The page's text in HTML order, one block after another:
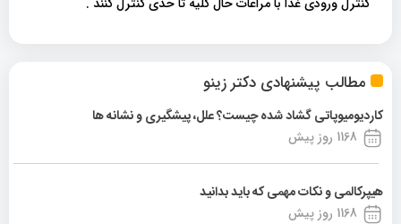
مطالب پیشنهادی دکتر زینو
کاردیومیوپاتی گشاد شده چیست؟ علل، پیشگیری و نشانه ها
1168 روز پیش
هیپرکالمی و نکات مهمی که باید بدانید
1168 روز پیش